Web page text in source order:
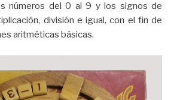
números del 0 al 9 y los signos de
división e igual, con el fin de
aritméticas básicas.